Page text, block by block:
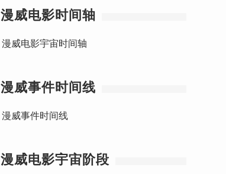
漫威电影时间轴
漫威电影宇宙时间轴
漫威事件时间线
漫威事件时间线
漫威电影宇宙阶段